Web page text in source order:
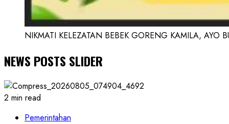
NIKMATI KELEZATAN BEBEK GORENG KAMILA, AYO
NEWS POSTS SLIDER
2 min read
Pemerintahan